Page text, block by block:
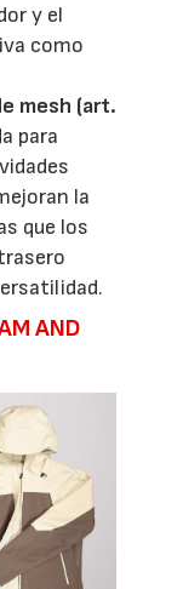
y el
como
mesh (art.
para
la
que los
AND